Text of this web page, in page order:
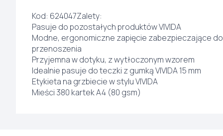
Kod: 624047Zalety:
Pasuje do pozostałych produktów VIVIDA
Modne, ergonomiczne zapięcie zabezpieczające
przenoszenia
Przyjemna w dotyku, z wytłoczonym wzorem
Idealnie pasuje do teczki z gumką VIVIDA 15 mm
Etykieta na grzbiecie w stylu VIVIDA
Mieści 380 kartek A4 (80 gsm)